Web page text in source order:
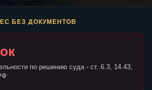
БЕЗ ДОКУМЕНТОВ
по решению суда - ст. 6.3, 14.43,